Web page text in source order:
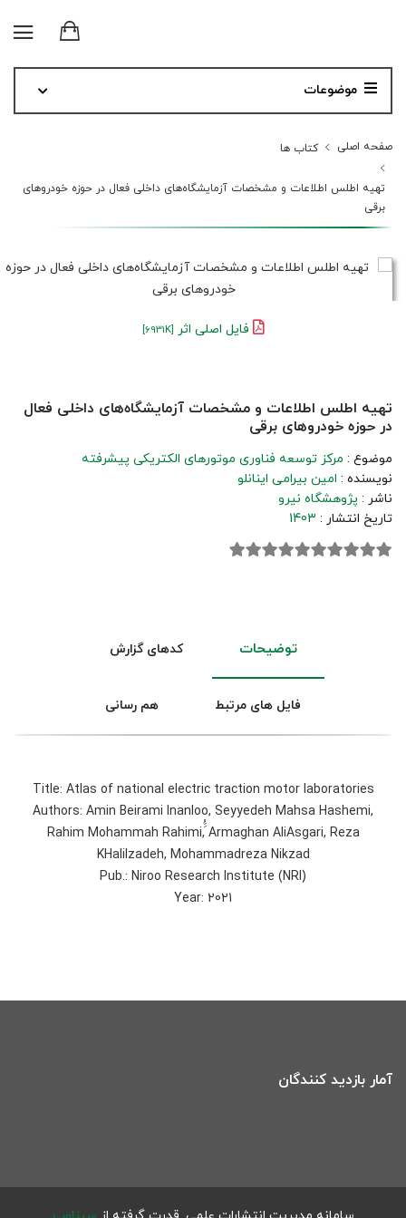
موضوعات
صفحه اصلی کتاب ها
تهیه اطلس اطلاعات و مشخصات آزمایشگاه‌های داخلی فعال در حوزه خودروهای
برقی
فایل اصلی اثر [6931K]
تهیه اطلس اطلاعات و مشخصات آزمایشگاه‌های داخلی فعال
در حوزه خودروهای برقی
موضوع : مرکز توسعه فناوری موتورهای الکتریکی پیشرفته
نویسنده : امین بیرامی اینانلو
ناشر : پژوهشگاه نیرو
تاریخ انتشار : 1403
توضیحات کدهای گزارش
فایل های مرتبط هم رسانی
Title: Atlas of national electric traction motor laboratories
Authors: Amin Beirami Inanloo, Seyyedeh Mahsa Hashemi,
Rahim Mohammah Rahimi, ََُArmaghan AliAsgari, Reza
KHalilzadeh, Mohammadreza Nikzad
Pub.: Niroo Research Institute (NRI)
Year: 2021
آمار بازدید کنندگان